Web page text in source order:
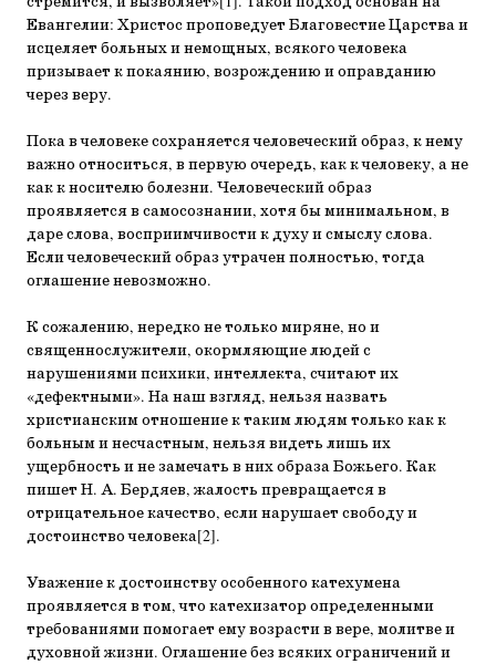
Евангелии: Христос проповедует Благовестие Царства и
исцеляет больных и немощных, всякого человека
призывает к покаянию, возрождению и оправданию
через веру.
Пока в человеке сохраняется человеческий образ, к нему
важно относиться, в первую очередь, как к человеку, а не
как к носителю болезни. Человеческий образ
проявляется в самосознании, хотя бы минимальном, в
даре слова, восприимчивости к духу и смыслу слова.
Если человеческий образ утрачен полностью, тогда
оглашение невозможно.
К сожалению, нередко не только миряне, но и
священнослужители, окормляющие людей с
нарушениями психики, интеллекта, считают их
«дефектными». На наш взгляд, нельзя назвать
христианским отношение к таким людям только как к
больным и несчастным, нельзя видеть лишь их
ущербность и не замечать в них образа Божьего. Как
пишет Н. А. Бердяев, жалость превращается в
отрицательное качество, если нарушает свободу и
достоинство человека[2].
Уважение к достоинству особенного катехумена
проявляется в том, что катехизатор определенными
требованиями помогает ему возрасти в вере, молитве и
духовной жизни. Оглашение без всяких ограничений и